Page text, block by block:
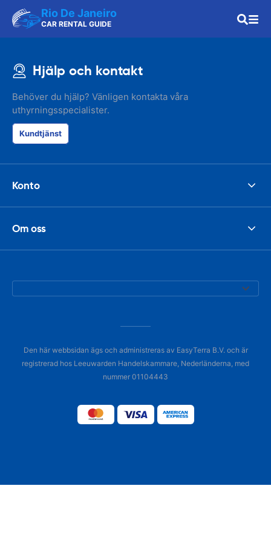
Rio De Janeiro
CAR RENTAL GUIDE
Hjälp och kontakt
Behöver du hjälp? Vänligen kontakta våra
uthyrningsspecialister.
Kundtjänst
Konto
Om oss
Den här webbsidan ägs och administreras av EasyTerra B.V. och är
registrerad hos Leeuwarden Handelskammare, Nederländerna, med
nummer 01104443